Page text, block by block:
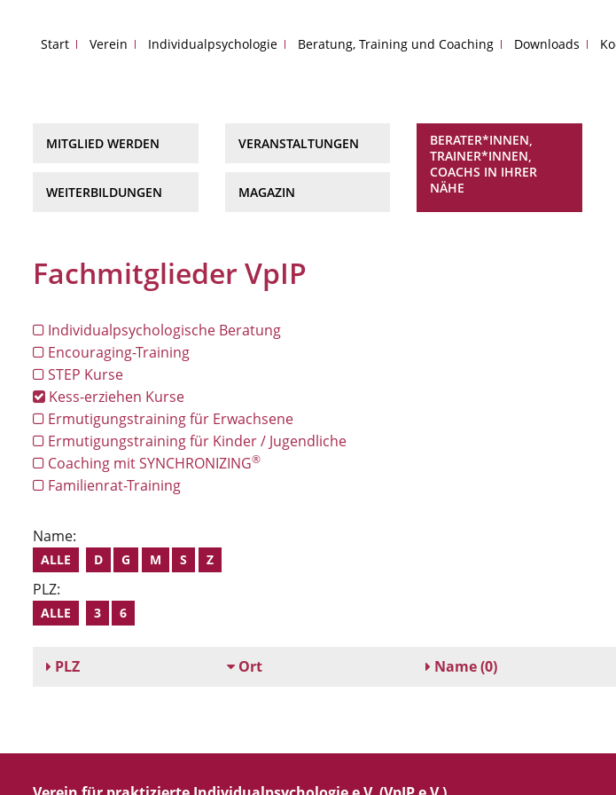
Start Verein Individualpsychologie Beratung, Training und Coaching Downloads
MITGLIED WERDEN
WEITERBILDUNGEN
VERANSTALTUNGEN
MAGAZIN
BERATER*INNEN,
TRAINER*INNEN,
COACHS IN IHRER
NÄHE
Fachmitglieder VpIP
Individualpsychologische Beratung
Encouraging-Training
STEP Kurse
Kess-erziehen Kurse
Ermutigungstraining für Erwachsene
Ermutigungstraining für Kinder / Jugendliche
Coaching mit SYNCHRONIZING®
Familienrat-Training
Name:
ALLE D G M S Z
PLZ:
ALLE 3 6
PLZ Ort Name(0)